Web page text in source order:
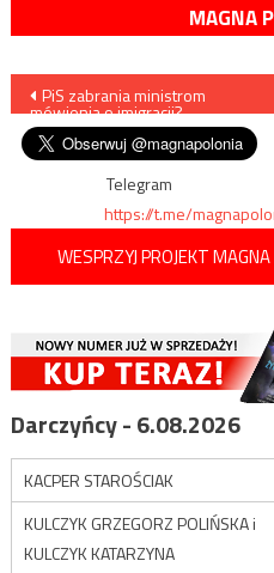
MAGNA
Nawigacja
wpisu
PiS zabrania ministrom
mówienia o imigracji?
Telegram
https://t.me/
WESPRZYJ PROJEKT
Darczyńcy - 6.08.2026
KACPER STAROŚCIAK
KULCZYK GRZEGORZ POLIŃSKA i
KULCZYK KATARZYNA